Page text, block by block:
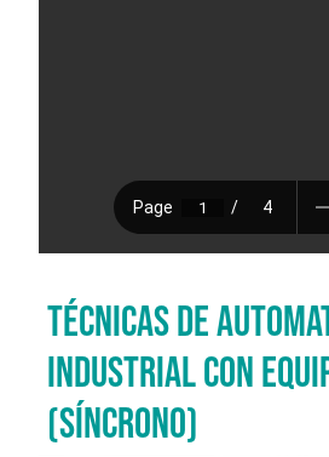
TÉCNICAS DE
INDUSTRIAL CON
(SÍNCRONO)